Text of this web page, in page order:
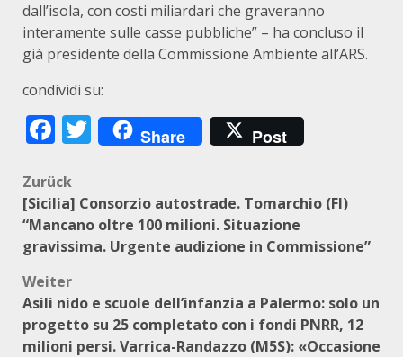
dall’isola, con costi miliardari che graveranno
interamente sulle casse pubbliche” – ha concluso il
già presidente della Commissione Ambiente all’ARS.
condividi su:
Facebook
Twitter
Share Post
Beitragsnavigation
Zurück
[Sicilia] Consorzio autostrade. Tomarchio (FI)
“Mancano oltre 100 milioni. Situazione
gravissima. Urgente audizione in Commissione”
Weiter
Asili nido e scuole dell’infanzia a Palermo: solo un
progetto su 25 completato con i fondi PNRR, 12
milioni persi. Varrica-Randazzo (M5S): «Occasione